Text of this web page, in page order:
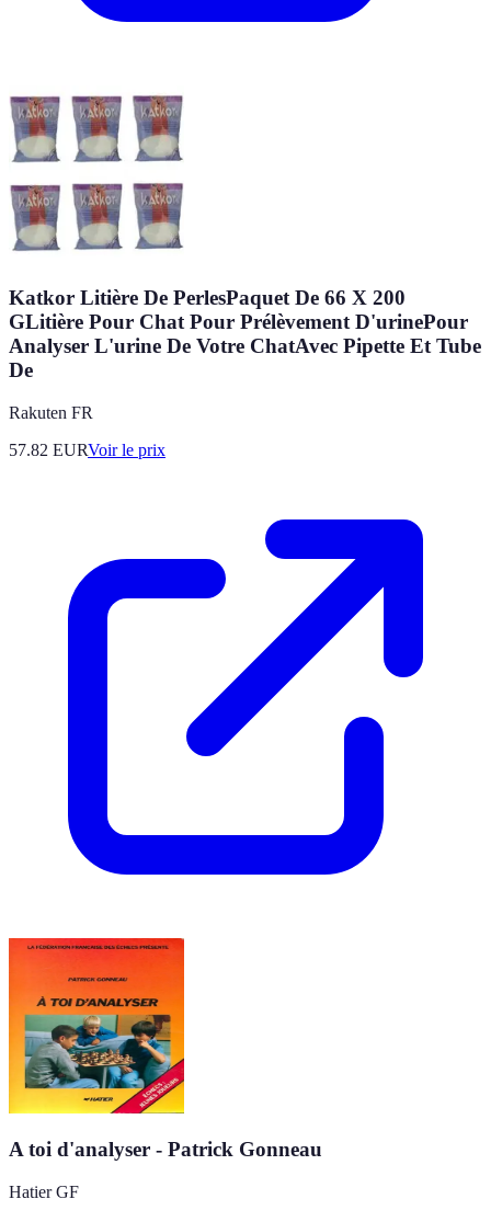
Katkor Litière De PerlesPaquet De 66 X 200
GLitière Pour Chat Pour Prélèvement D'urinePour
Analyser L'urine De Votre ChatAvec Pipette Et Tube
De
Rakuten FR
57.82 EURVoir le prix
A toi d'analyser - Patrick Gonneau
Hatier GF